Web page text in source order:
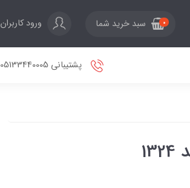
0 سبد خرید شما ورود کاربران
پشتیبانی 05133440005